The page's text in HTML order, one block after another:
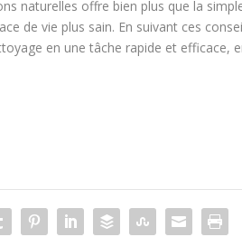
naturelles offre bien plus que la
de vie plus sain. En suivant ces
en une tâche rapide et efficace,